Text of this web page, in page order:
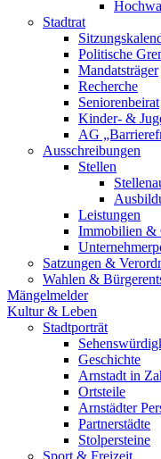
Stadtrat
Politische
Mandatsträger
Recherche
Seniorenbeirat
Kinder- &
AG
Ausschreibungen
Stellen
Leistungen
Immobilien &
Satzungen &
Wahlen &
Mängelmelder
Kultur & Leben
Stadtporträt
Geschichte
Arnstadt in
Ortsteile
Arnstädter
Partnerstädte
Stolpersteine
Sport & Freizeit